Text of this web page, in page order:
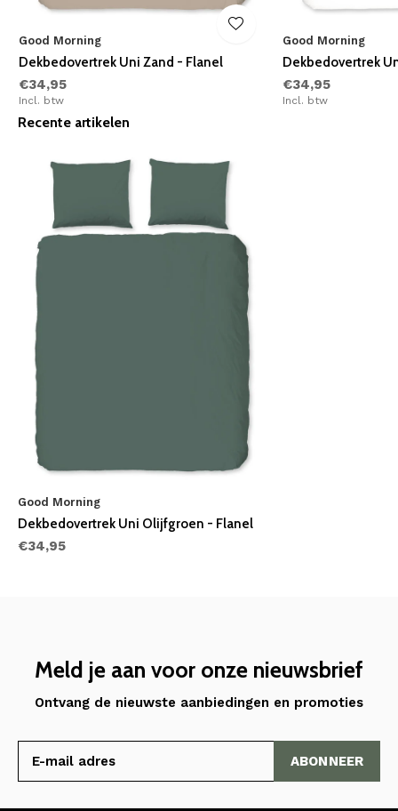
Good Morning
Dekbedovertrek Uni Zand - Flanel
€34,95
Incl. btw
Good Morning
Dekbedovertrek
€34,95
Incl. btw
Recente artikelen
Good Morning
Dekbedovertrek Uni Olijfgroen - Flanel
€34,95
Meld je aan voor onze nieuwsbrief
Ontvang de nieuwste aanbiedingen en promoties
ABONNEER